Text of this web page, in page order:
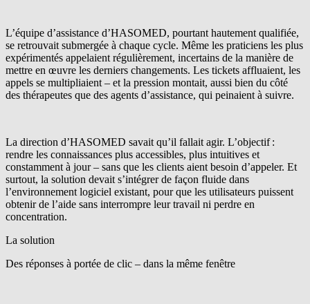
L’équipe d’assistance d’HASOMED, pourtant hautement qualifiée,
se retrouvait submergée à chaque cycle. Même les praticiens les plus
expérimentés appelaient régulièrement, incertains de la manière de
mettre en œuvre les derniers changements. Les tickets affluaient, les
appels se multipliaient – et la pression montait, aussi bien du côté
des thérapeutes que des agents d’assistance, qui peinaient à suivre.
La direction d’HASOMED savait qu’il fallait agir. L’objectif :
rendre les connaissances plus accessibles, plus intuitives et
constamment à jour – sans que les clients aient besoin d’appeler. Et
surtout, la solution devait s’intégrer de façon fluide dans
l’environnement logiciel existant, pour que les utilisateurs puissent
obtenir de l’aide sans interrompre leur travail ni perdre en
concentration.
La solution
Des réponses à portée de clic – dans la même fenêtre